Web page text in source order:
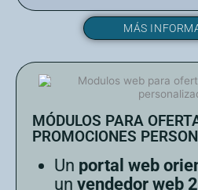
MÁS
MÓDULOS PARA
PROMOCIONES
Un portal web
un vendedor web